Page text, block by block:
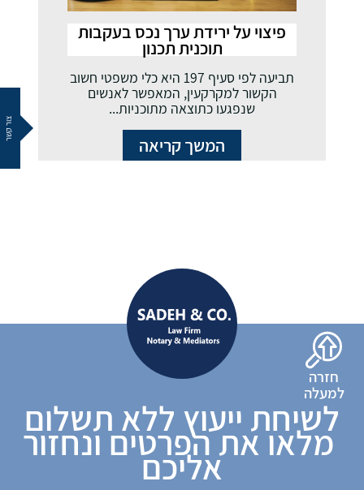
צור קשר
פיצוי על ירידת ערך נכס בעקבות
תוכנית תכנון
תביעה לפי סעיף 197 היא כלי משפטי חשוב
הקשור למקרקעין, המאפשר לאנשים
שנפגעו כתוצאה מתוכניות...
המשך קריאה
חזרה
למעלה
לשיחת ייעוץ ללא תשלום
מלאו את הפרטים ונחזור
אליכם